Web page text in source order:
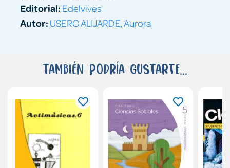
Editorial: Edelvives
Autor: USERO ALIJARDE, Aurora
También podría gustarte...